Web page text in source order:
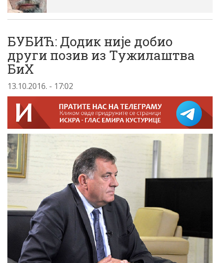
БУБИЋ: Додик ниjе добио
други позив из Tужилаштва
БиХ
13.10.2016. - 17:02